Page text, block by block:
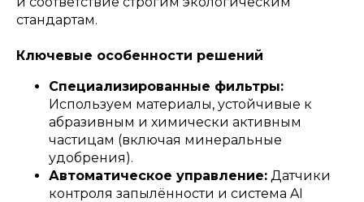
стандартам.
Ключевые особенности решений
Специализированные фильтры:
Используем материалы, устойчивые к
абразивным и химически активным
частицам (включая минеральные
удобрения).
Автоматическое управление: Датчики
контроля запылённости и система AI